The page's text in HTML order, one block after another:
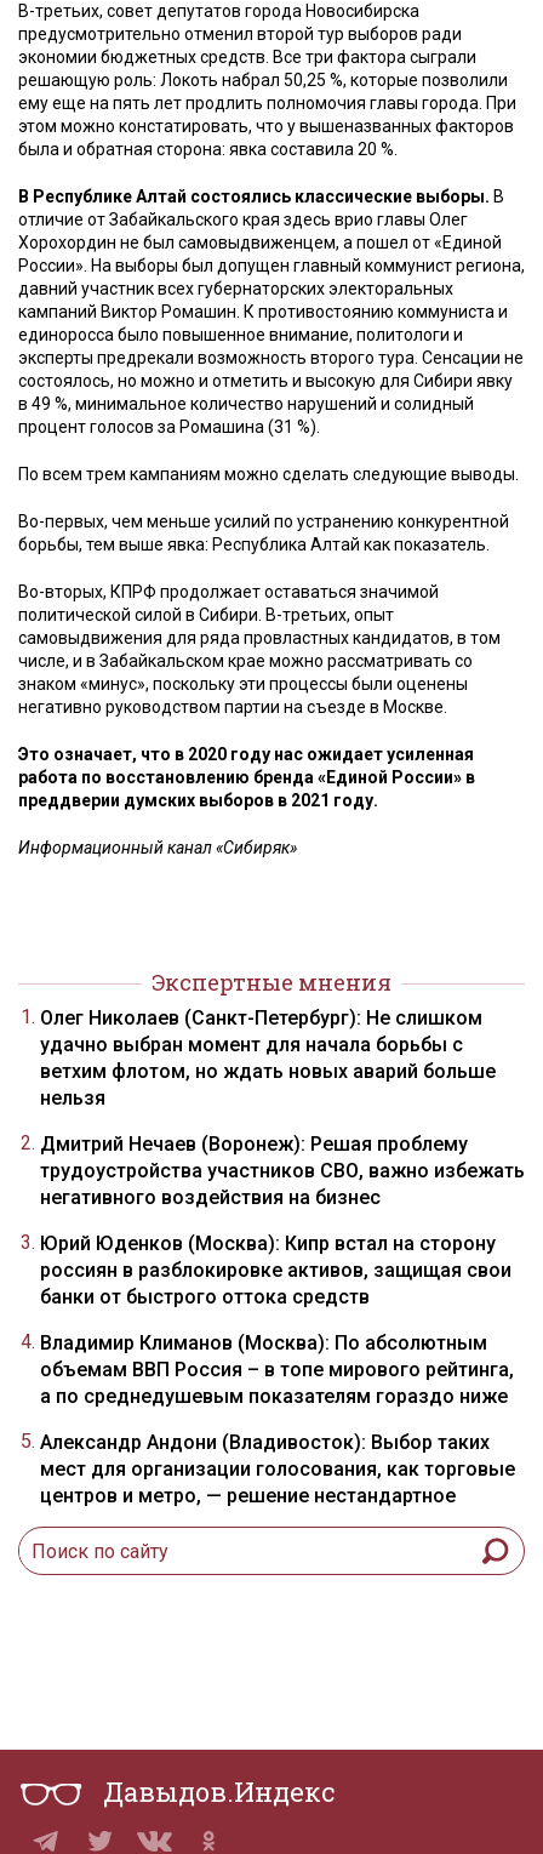
В-третьих, совет депутатов города Новосибирска
предусмотрительно отменил второй тур выборов ради
экономии бюджетных средств. Все три фактора сыграли
решающую роль: Локоть набрал 50,25 %, которые позволили
ему еще на пять лет продлить полномочия главы города. При
этом можно констатировать, что у вышеназванных факторов
была и обратная сторона: явка составила 20 %.
В Республике Алтай состоялись классические выборы. В
отличие от Забайкальского края здесь врио главы Олег
Хорохордин не был самовыдвиженцем, а пошел от «Единой
России». На выборы был допущен главный коммунист региона,
давний участник всех губернаторских электоральных
кампаний Виктор Ромашин. К противостоянию коммуниста и
единоросса было повышенное внимание, политологи и
эксперты предрекали возможность второго тура. Сенсации не
состоялось, но можно и отметить и высокую для Сибири явку
в 49 %, минимальное количество нарушений и солидный
процент голосов за Ромашина (31 %).
По всем трем кампаниям можно сделать следующие выводы.
Во-первых, чем меньше усилий по устранению конкурентной
борьбы, тем выше явка: Республика Алтай как показатель.
Во-вторых, КПРФ продолжает оставаться значимой
политической силой в Сибири. В-третьих, опыт
самовыдвижения для ряда провластных кандидатов, в том
числе, и в Забайкальском крае можно рассматривать со
знаком «минус», поскольку эти процессы были оценены
негативно руководством партии на съезде в Москве.
Это означает, что в 2020 году нас ожидает усиленная
работа по восстановлению бренда «Единой России» в
преддверии думских выборов в 2021 году.
Информационный канал «Сибиряк»
Экспертные мнения
Олег Николаев (Санкт-Петербург): Не слишком
удачно выбран момент для начала борьбы с
ветхим флотом, но ждать новых аварий больше
нельзя
Дмитрий Нечаев (Воронеж): Решая проблему
трудоустройства участников СВО, важно избежать
негативного воздействия на бизнес
Юрий Юденков (Москва): Кипр встал на сторону
россиян в разблокировке активов, защищая свои
банки от быстрого оттока средств
Владимир Климанов (Москва): По абсолютным
объемам ВВП Россия – в топе мирового рейтинга,
а по среднедушевым показателям гораздо ниже
Александр Андони (Владивосток): Выбор таких
мест для организации голосования, как торговые
центров и метро, — решение нестандартное
Давыдов.Индекс